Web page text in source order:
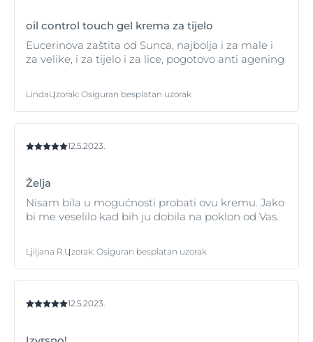
pazite na proizvode koji se također pružaju zaštitu od
negativnih učinaka HEVIS svjetlosti. Ovi proizvodi će
pružiti vašoj koži pouzdanu zaštitu odfotostarenja
dugoročno mogu pomoći u borbi protiv vidljivih
stari saznajteovdje.
oil control touch gel krema za tijelo
Eucerinova zaštita od Sunca, najbolja i za male i
za velike, i za tijelo i za lice, pogotovo anti agening
LindaUzorak: Osiguran besplatan uzorak
12.5.2023.
Želja
Nisam bila u mogućnosti probati ovu kremu. Jako
bi me veselilo kad bih ju dobila na poklon od Vas.
Ljiljana R. Uzorak: Osiguran besplatan uzorak
12.5.2023.